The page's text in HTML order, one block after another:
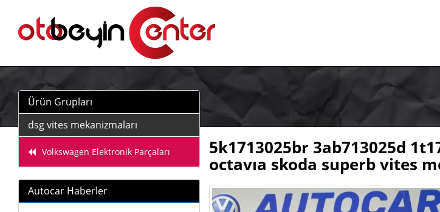
Ürün Grupları
dsg vites mekanizmaları
Volkswagen Elektronik Parçaları
Autocar Haberler
5k1713025br 3ab713025d
octavıa skoda superb vites